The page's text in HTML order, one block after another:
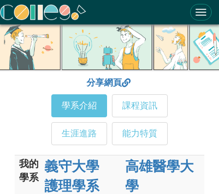
ColleGo! 大學選才與高中育才輔助系統
分享網頁
學系介紹 課程資訊
生涯進路 能力特質
我的
學系
義守大學
護理學系
高雄醫學大
學